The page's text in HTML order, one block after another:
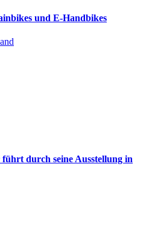
und E-Handbikes
durch seine Ausstellung in